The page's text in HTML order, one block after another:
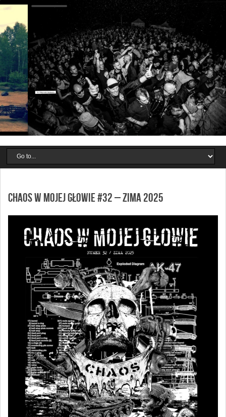
CHAOS W MOJEJ GŁOWIE #32 – zima 2025